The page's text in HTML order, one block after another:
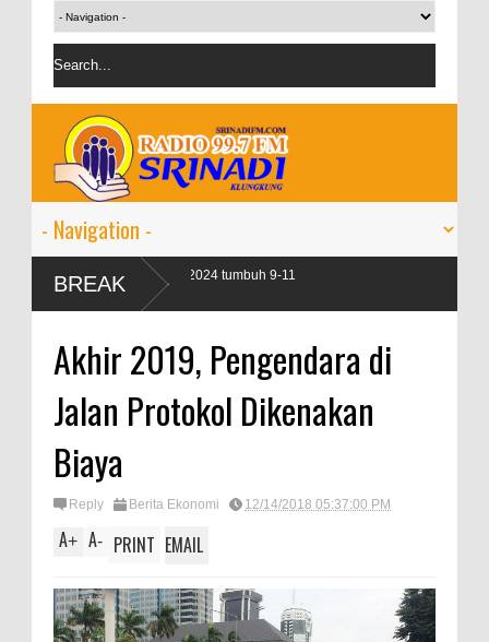
BREAK
pada 2024 tumbuh 9-11
Akhir 2019, Pengendara di
Jalan Protokol Dikenakan
Biaya
Reply Berita Ekonomi 12/14/2018 05:37:00 PM
A+ A- PRINT EMAIL